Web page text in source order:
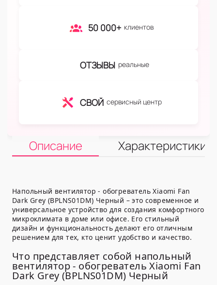
50 000+ клиентов
ОТЗЫВЫ реальные
СВОЙ сервисный центр
Описание Характеристики
Напольный вентилятор - обогреватель Xiaomi Fan
Dark Grey (BPLNS01DM) Черный – это современное и
универсальное устройство для создания комфортного
микроклимата в доме или офисе. Его стильный
дизайн и функциональность делают его отличным
решением для тех, кто ценит удобство и качество.
Что представляет собой напольный
вентилятор - обогреватель Xiaomi Fan
Dark Grey (BPLNS01DM) Черный